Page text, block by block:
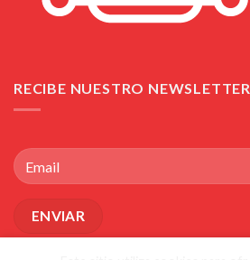
RECIBE NUESTRO NEWSLETTER